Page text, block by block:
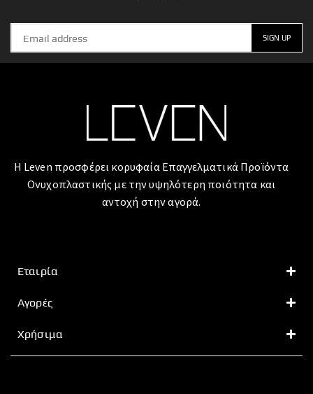
Η Leven προσφέρει κορυφαία Επαγγελματικά Προϊόντα
Ονυχοπλαστικής με την υψηλότερη ποιότητα και
αντοχή στην αγορά.
Εταιρία
Αγορές
Χρήσιμα